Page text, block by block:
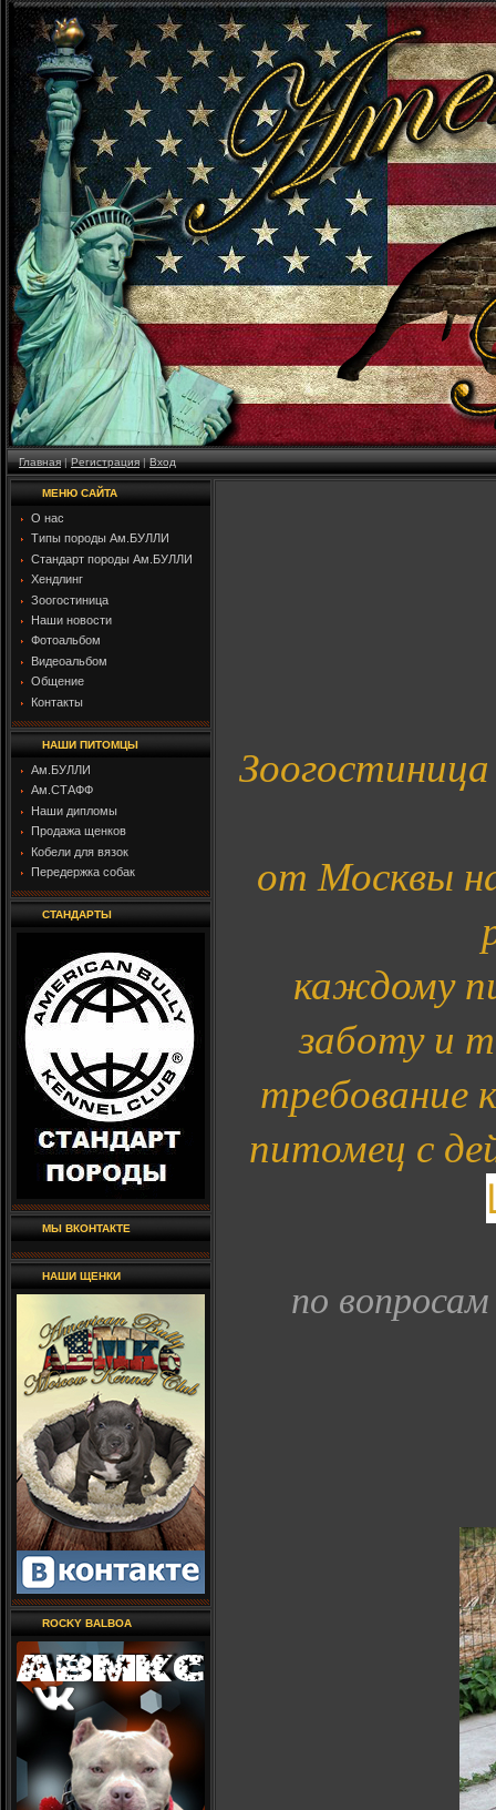
Главная|Регистрация|Вход
МЕНЮ САЙТА
О нас
Типы породы Ам.БУЛЛИ
Стандарт породы Ам.БУЛЛИ
Хендлинг
Зоогостиница
Наши новости
Фотоальбом
Видеоальбом
Общение
Контакты
НАШИ ПИТОМЦЫ
Ам.БУЛЛИ
Ам.СТАФФ
Наши дипломы
Продажа щенков
Кобели для вязок
Передержка собак
СТАНДАРТЫ
МЫ ВКОНТАКТЕ
НАШИ ЩЕНКИ
ROCKY BALBOA
от Москвы
каждому
заботу и
требование
питомец с
по